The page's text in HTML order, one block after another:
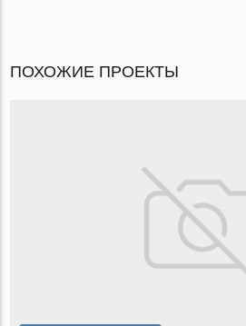
ПОХОЖИЕ ПРОЕКТЫ